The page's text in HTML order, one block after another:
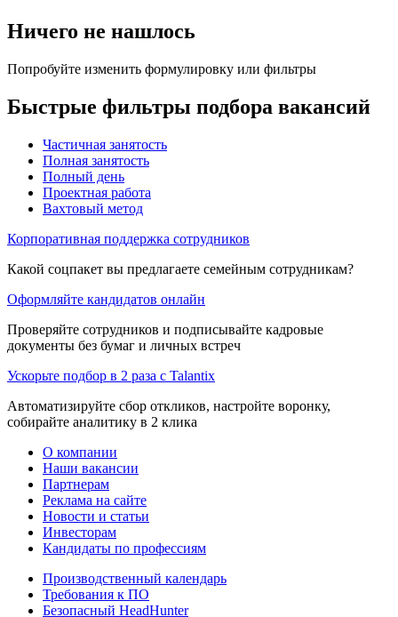
Ничего не нашлось
Попробуйте изменить формулировку или фильтры
Быстрые фильтры подбора вакансий
Частичная занятость
Полная занятость
Полный день
Проектная работа
Вахтовый метод
Корпоративная поддержка сотрудников
Какой соцпакет вы предлагаете семейным сотрудникам?
Оформляйте кандидатов онлайн
Проверяйте сотрудников и подписывайте кадровые
документы без бумаг и личных встреч
Ускорьте подбор в 2 раза с Talantix
Автоматизируйте сбор откликов, настройте воронку,
собирайте аналитику в 2 клика
О компании
Наши вакансии
Партнерам
Реклама на сайте
Новости и статьи
Инвесторам
Кандидаты по профессиям
Производственный календарь
Требования к ПО
Безопасный HeadHunter